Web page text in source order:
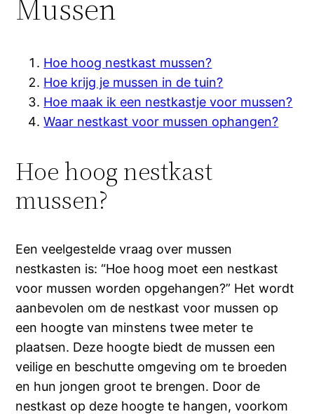
Mussen
Hoe hoog nestkast mussen?
Hoe krijg je mussen in de tuin?
Hoe maak ik een nestkastje voor mussen?
Waar nestkast voor mussen ophangen?
Hoe hoog nestkast
mussen?
Een veelgestelde vraag over mussen
nestkasten is: “Hoe hoog moet een nestkast
voor mussen worden opgehangen?” Het wordt
aanbevolen om de nestkast voor mussen op
een hoogte van minstens twee meter te
plaatsen. Deze hoogte biedt de mussen een
veilige en beschutte omgeving om te broeden
en hun jongen groot te brengen. Door de
nestkast op deze hoogte te hangen, voorkom